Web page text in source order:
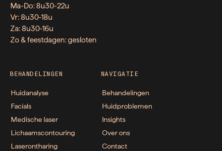
Ma-Do: 8u30-22u
Vr: 8u30-18u
Za: 8u30-16u
Zo & feestdagen: gesloten
BEHANDELINGEN
Huidanalyse
Facials
Medische laser
Lichaamscontouring
Laserontharing
NAVIGATIE
Behandelingen
Huidproblemen
Insights
Over ons
Contact